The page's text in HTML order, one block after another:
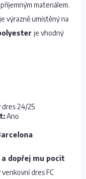
materiálem.
je výrazně umístěný na
je vhodný
dres 24/25
Ano
dopřej mu pocit
dres FC